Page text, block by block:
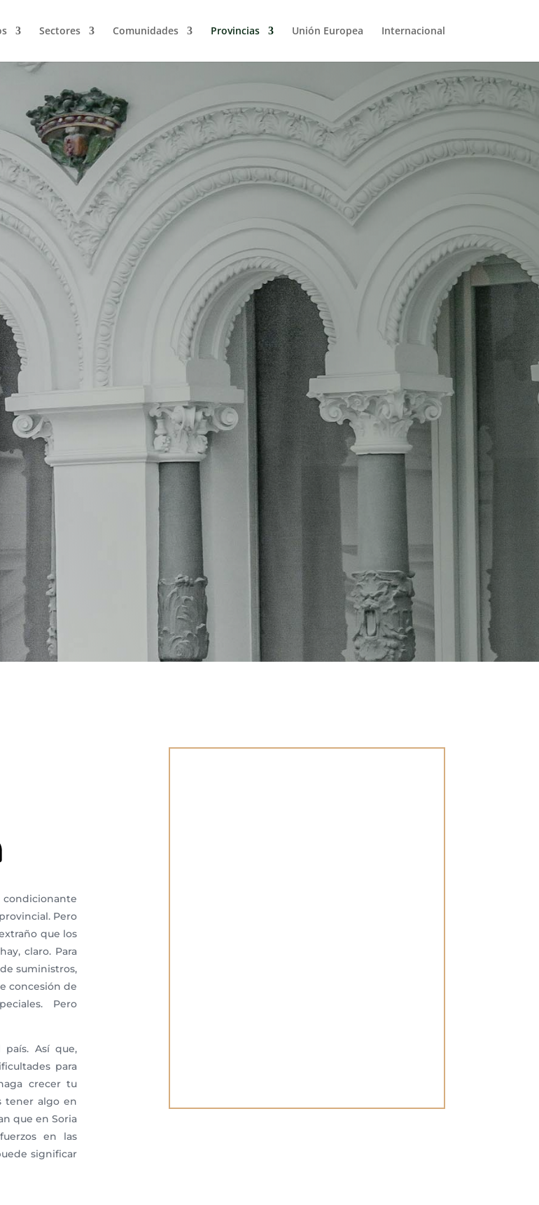
Sectores Comunidades Provincias Unión Europea Internacional
Licitaciones Soria
Pongamos que tienes una empresa local en la provincia de Soria. Una empresa
que, por sus propias limitaciones, no tiene oportunidad de trabajar para otras
administraciones provinciales del país. ¿Qué te queda entonces? La búsqueda
de licitaciones yconcursos en Soria . Nada más y nada menos que eso. Y
mientras para muchas otras empresas locales del país, alojadas en otras
provincias, esto no supone problema alguno, para una empresa que funcione
en Soria sí. ¿La razón? Hablamos de la provincia menos poblada de toda España.
En concreto, la provincia de Soria cuenta únicamente con 88.600 habitantes. Y
también cuenta con la menor tasa de densidad de población del país: 8,63
habitantes por kilómetro cuadrado. ¿Por qué decimos todo esto? ¿Qué tiene
esto que ver con las licitaciones públicas? Pues mucho, muchísimo. Porque
cuantas menos personas cubra una administración pública, menos necesidades
tiene de satisfacer. Y cuantas menos necesidades para satisfacer, menos
requerimientos de empresas privadas tendrá. En consecuencia, también un
mero número de licitaciones.
696 927 747 652 474 074
Pero
que los
claro. Para
suministros,
concesión de
Pero
Así que,
para
crecer tu
tener algo en
que en Soria
en las
significar